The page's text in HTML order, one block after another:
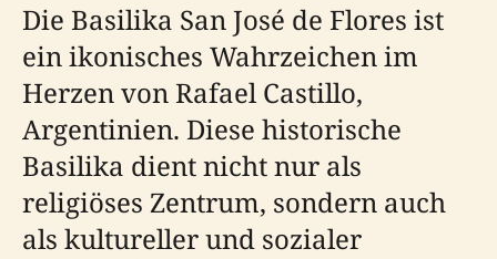
Die Basilika San José de Flores ist
ein ikonisches Wahrzeichen im
Herzen von Rafael Castillo,
Argentinien. Diese historische
Basilika dient nicht nur als
religiöses Zentrum, sondern auch
als kultureller und sozialer